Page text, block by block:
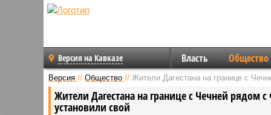
Версия на Кавказе Власть Общество
Версия // Общество // Жители Дагестана на границе с
Жители Дагестана на границе с Чечней
установили свой